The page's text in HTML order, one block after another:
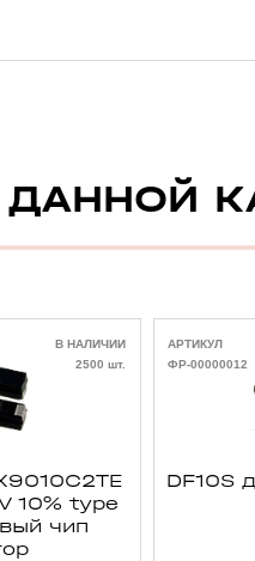
В НАЛИЧИИ
2500 шт.
10% type
чип
АРТИКУЛ
ФР-00000012
DF10S